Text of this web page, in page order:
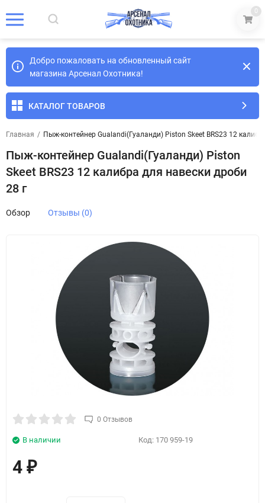
0
Добро пожаловать на обновленный сайт
магазина Арсенал Охотника!
КАТАЛОГ ТОВАРОВ
Главная / Пыж-контейнер Gualandi(Гуаланди) Piston Skeet BRS23 12
Пыж-контейнер Gualandi(Гуаланди) Piston
Skeet BRS23 12 калибра для навески дроби
28 г
Обзор Отзывы (0)
0 Отзывов
Код: 170 959-19
В наличии
4 ₽